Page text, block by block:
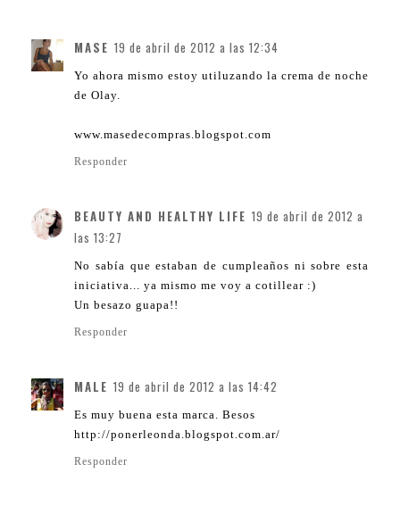
MASE 19 de abril de 2012 a las 12:34
Yo ahora mismo estoy utiluzando la crema de noche
de Olay.
www.masedecompras.blogspot.com
Responder
BEAUTY AND HEALTHY LIFE 19 de abril de 2012 a
las 13:27
No sabía que estaban de cumpleaños ni sobre esta
iniciativa... ya mismo me voy a cotillear :)
Un besazo guapa!!
Responder
MALE 19 de abril de 2012 a las 14:42
Es muy buena esta marca. Besos
http://ponerleonda.blogspot.com.ar/
Responder